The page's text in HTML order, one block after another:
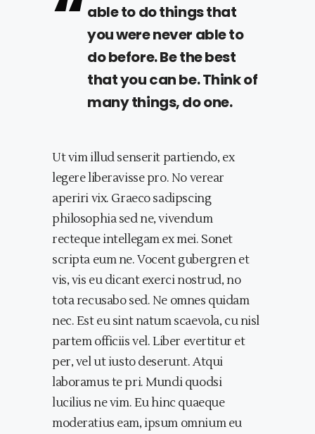
able to do things that
you were never able to
do before. Be the best
that you can be. Think of
many things, do one.
Ut vim illud senserit partiendo, ex
legere liberavisse pro. No verear
aperiri vix. Graeco sadipscing
philosophia sed ne, vivendum
recteque intellegam ex mei. Sonet
scripta eum ne. Vocent gubergren et
vis, vis eu dicant exerci nostrud, no
tota recusabo sed. Ne omnes quidam
nec. Est eu sint natum scaevola, cu nisl
partem officiis vel. Liber evertitur et
per, vel ut iusto deserunt. Atqui
laboramus te pri. Mundi quodsi
lucilius ne vim. Eu hinc quaeque
moderatius eam, ipsum omnium eu